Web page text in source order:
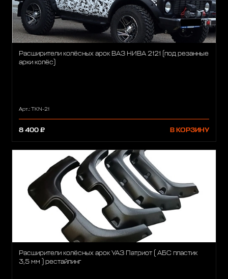
Расширители колёсных арок ВАЗ НИВА 2121 (под резанные
арки колёс)
Арт.: TKN-21
8 400 ₽ В КОРЗИНУ
Расширители колёсных арок УАЗ Патриот ( АБС пластик
3,5 мм ) рестайлинг